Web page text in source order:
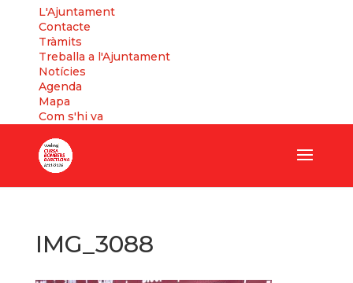
L'Ajuntament
Contacte
Tràmits
Treballa a l'Ajuntament
Notícies
Agenda
Mapa
Com s'hi va
IMG_3088